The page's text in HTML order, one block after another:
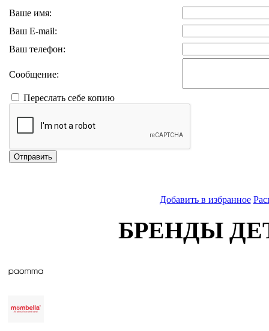
Ваше имя:
Ваш E-mail:
Ваш телефон:
Сообщение:
Переслать себе копию
Отправить
Добавить в избранное
БРЕНДЫ